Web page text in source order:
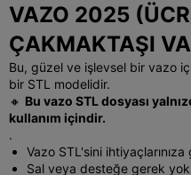
VAZO 2025
ÇAKMAKTAŞI
Bu, güzel ve işlevsel bir vazo
bir STL modelidir.
🔸 Bu vazo STL dosyası
kullanım içindir.
.
Vazo STL'sini
Sal veya desteğe gerek yok